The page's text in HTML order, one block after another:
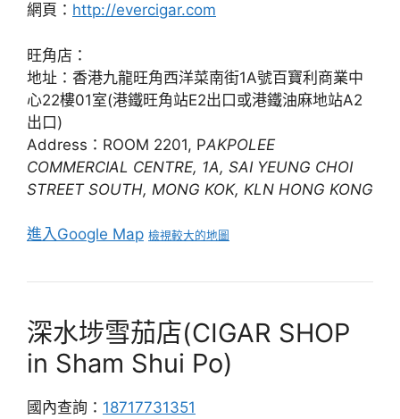
網頁： http://evercigar.com
旺角店：
地址：香港九龍旺角西洋菜南街1A號百寶利商業中
心22樓01室(港鐵旺角站E2出口或港鐵油麻地站A2
出口)
Address：ROOM 2201, PAKPOLEE
COMMERCIAL CENTRE, 1A, SAI YEUNG CHOI
STREET SOUTH, MONG KOK, KLN HONG KONG
進入Google Map 檢視較大的地圖
深水埗雪茄店(CIGAR SHOP
in Sham Shui Po)
國內查詢： 18717731351